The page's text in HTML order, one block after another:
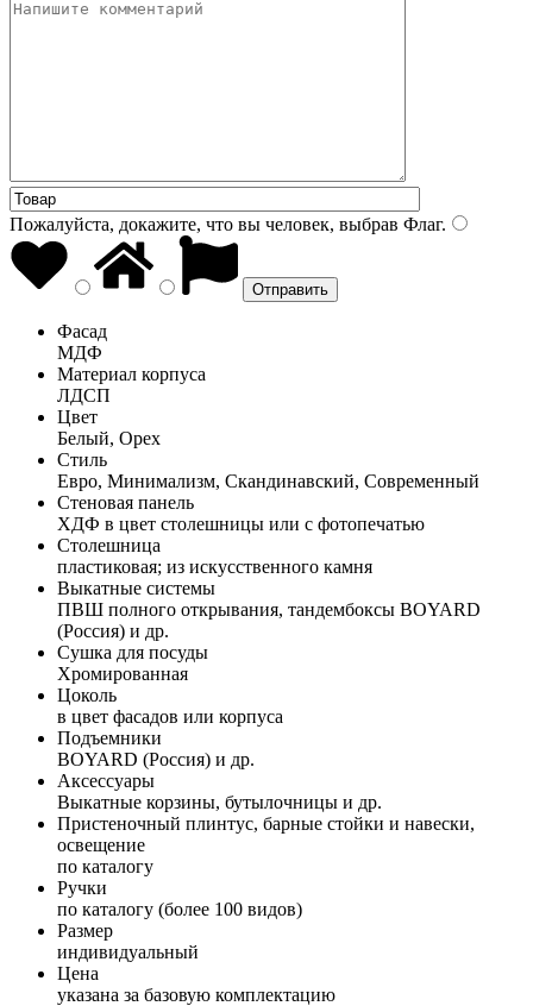
Пожалуйста, докажите, что вы человек, выбрав Флаг.
Фасад
МДФ
Материал корпуса
ЛДСП
Цвет
Белый, Орех
Стиль
Евро, Минимализм, Скандинавский, Современный
Стеновая панель
ХДФ в цвет столешницы или с фотопечатью
Столешница
пластиковая; из искусственного камня
Выкатные системы
ПВШ полного открывания, тандембоксы BOYARD
(Россия) и др.
Сушка для посуды
Хромированная
Цоколь
в цвет фасадов или корпуса
Подъемники
BOYARD (Россия) и др.
Аксессуары
Выкатные корзины, бутылочницы и др.
Пристеночный плинтус, барные стойки и навески,
освещение
по каталогу
Ручки
по каталогу (более 100 видов)
Размер
индивидуальный
Цена
указана за базовую комплектацию